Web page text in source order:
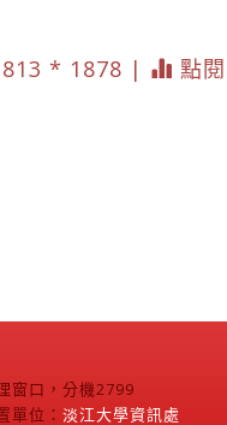
* 1878 | 點
窗口，分機2799
單位： 淡江大學資訊處